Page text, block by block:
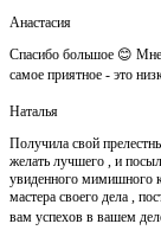
Анастасия
Спасибо большое 😊 Мне
самое приятное - это
Наталья
Получила свой
желать лучшего , и
увиденного мимишного
мастера своего дела ,
вам успехов в вашем